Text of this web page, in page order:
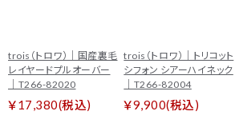
trois（トロワ）｜国産裏毛
レイヤードプルオーバー
｜T266-82020
￥17,380(税込)
trois（トロワ）｜トリコット
シフォン シアーハイネック
｜T266-82004
￥9,900(税込)